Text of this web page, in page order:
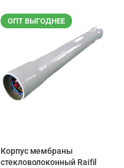
ОПТ ВЫГОДНЕЕ
Корпус мембраны
стекловолоконный Raifil